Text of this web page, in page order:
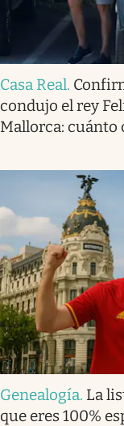
Casa Real.
condujo el rey
Mallorca: cuánto
Genealogía. La
que eres 100%